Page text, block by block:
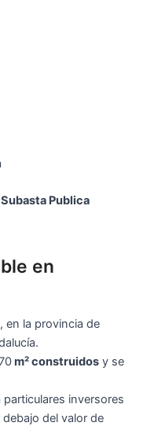
Publica
en
en la provincia de
m² construidos y se
inversores
del valor de